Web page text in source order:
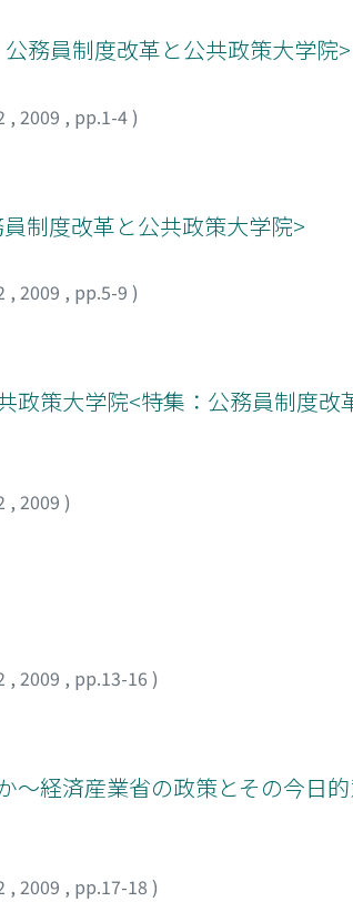
務員制度改革と公共政策大学院>
, 2009 , pp.1-4)
制度改革と公共政策大学院>
, 2009 , pp.5-9 )
政策大学院<特集：公務員制度改
, 2009 )
, 2009 , pp.13-16 )
～経済産業省の政策とその今日
, 2009 , pp.17-18 )